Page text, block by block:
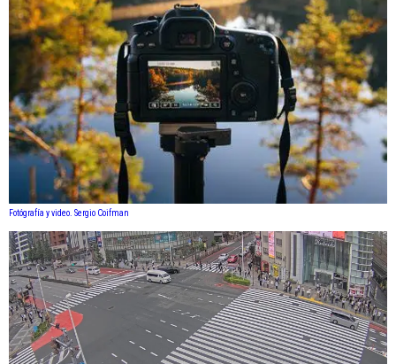
Fotógrafía y video. Sergio Coifman